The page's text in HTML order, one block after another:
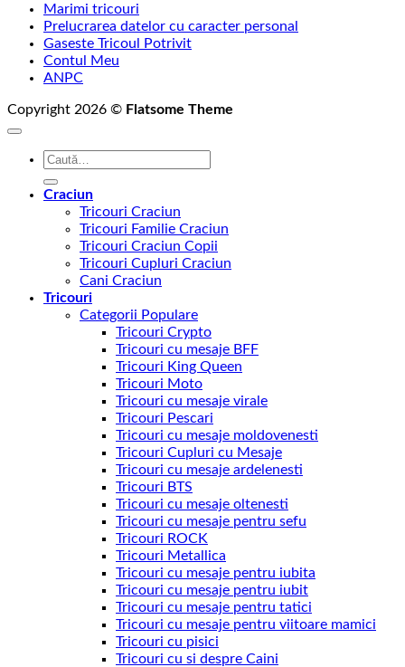
Marimi tricouri
Prelucrarea datelor cu caracter personal
Gaseste Tricoul Potrivit
Contul Meu
ANPC
Copyright 2026 © Flatsome Theme
Caută
Craciun
Tricouri Craciun
Tricouri Familie Craciun
Tricouri Craciun Copii
Tricouri Cupluri Craciun
Cani Craciun
Tricouri
Categorii Populare
Tricouri Crypto
Tricouri cu mesaje BFF
Tricouri King Queen
Tricouri Moto
Tricouri cu mesaje virale
Tricouri Pescari
Tricouri cu mesaje moldovenesti
Tricouri Cupluri cu Mesaje
Tricouri cu mesaje ardelenesti
Tricouri BTS
Tricouri cu mesaje oltenesti
Tricouri cu mesaje pentru sefu
Tricouri ROCK
Tricouri Metallica
Tricouri cu mesaje pentru iubita
Tricouri cu mesaje pentru iubit
Tricouri cu mesaje pentru tatici
Tricouri cu mesaje pentru viitoare mamici
Tricouri cu pisici
Tricouri cu si despre Caini